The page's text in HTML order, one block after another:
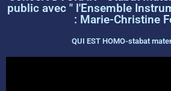
public avec " l'Ensemble
: Marie-Christine
QUI EST HOMO-stabat